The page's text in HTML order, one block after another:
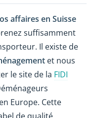
affaires en Suisse
suffisamment
Il existe de
et nous
le site de la FIDI
Europe. Cette